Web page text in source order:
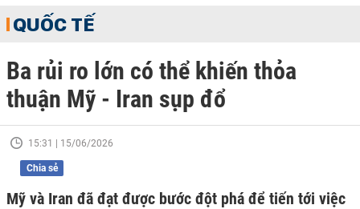
QUỐC TẾ
Ba rủi ro lớn có thể khiến thỏa
thuận Mỹ - Iran sụp đổ
15:31 | 15/06/2026
Chia sẻ
Mỹ và Iran đã đạt được bước đột phá để tiến tới việc